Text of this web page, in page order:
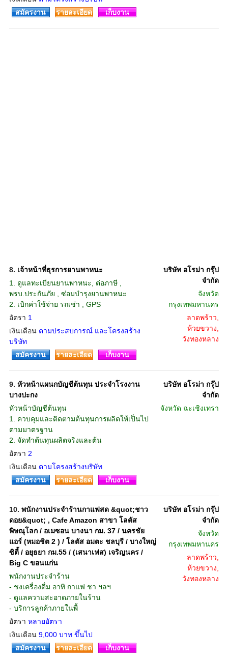
สมัครงาน
รายละเอียด เก็บงาน
8. เจ้าหน้าที่ธุรการยานพาหนะ
1. ดูแลทะเบียนยานพาหนะ, ต่อภาษี ,
พรบ.ประกันภัย , ซ่อมบำรุงยานพาหนะ
2. เบิกค่าใช้จ่าย รถเช่า , GPS
อัตรา 1
เงินเดือน ตามประสบการณ์ และโครงสร้าง
บริษัท
บริษัท อโรม่า กรุ๊ป
จํากัด
จังหวัด
กรุงเทพมหานคร
ลาดพร้าว,
ห้วยขวาง,
วังทองหลาง
สมัครงาน
รายละเอียด เก็บงาน
9. หัวหน้าแผนกบัญชีต้นทุน ประจำโรงงาน
บางปะกง
หัวหน้าบัญชีต้นทุน
1. ควบคุมและติดตามต้นทุนการผลิตให้เป็นไป
ตามมาตรฐาน
2. จัดทำต้นทุนผลิตจริงและต้น
อัตรา 2
เงินเดือน ตามโครงสร้างบริษัท
บริษัท อโรม่า กรุ๊ป
จํากัด
จังหวัด ฉะเชิงเทรา
สมัครงาน รายละเอียด เก็บงาน
10. พนักงานประจำร้านกาแฟสด &quot;ชาว
ดอย&quot; , Cafe Amazon สาขา โลตัส
พิษณุโลก / อเมซอน บางนา กม. 37 / นครชัย
แอร์ (หมอชิต 2 ) / โลตัส อมตะ ชลบุรี / บางใหญ่
ซิตี้ / อยุธยา กม.55 / (เสนาเฟส) เจริญนคร /
Big C ขอนแก่น
พนักงานประจำร้าน
- ชงเครื่องดื่ม อาทิ กาแฟ ชา ฯลฯ
- ดูแลความสะอาดภายในร้าน
- บริการลูกค้าภายในพื้
อัตรา หลายอัตรา
เงินเดือน 9,000 บาท ขึ้นไป
บริษัท อโรม่า กรุ๊ป
จํากัด
จังหวัด
กรุงเทพมหานคร
ลาดพร้าว,
ห้วยขวาง,
วังทองหลาง
สมัครงาน รายละเอียด เก็บงาน